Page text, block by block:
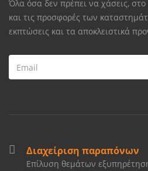
Όλα όσα δεν πρέπει να χάσεις,
και τις προσφορές των
εκπτώσεις και τα αποκλειστικά
Διαχείριση παραπόνων
Επίλυση θεμάτων